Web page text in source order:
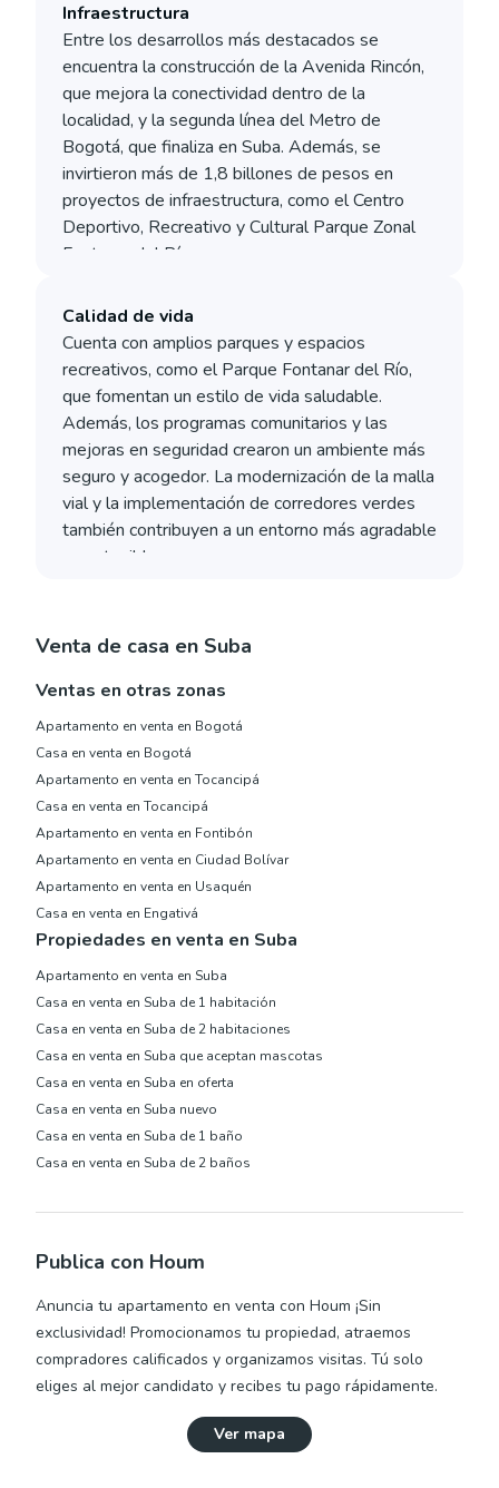
Infraestructura
Entre los desarrollos más destacados se
encuentra la construcción de la Avenida Rincón,
que mejora la conectividad dentro de la
localidad, y la segunda línea del Metro de
Bogotá, que finaliza en Suba. Además, se
invirtieron más de 1,8 billones de pesos en
proyectos de infraestructura, como el Centro
Deportivo, Recreativo y Cultural Parque Zonal
Fontanar del Río.
Calidad de vida
Cuenta con amplios parques y espacios
recreativos, como el Parque Fontanar del Río,
que fomentan un estilo de vida saludable.
Además, los programas comunitarios y las
mejoras en seguridad crearon un ambiente más
seguro y acogedor. La modernización de la malla
vial y la implementación de corredores verdes
también contribuyen a un entorno más agradable
y sostenible​.
Venta de casa en Suba
Ventas en otras zonas
Apartamento en venta en Bogotá
Casa en venta en Bogotá
Apartamento en venta en Tocancipá
Casa en venta en Tocancipá
Apartamento en venta en Fontibón
Apartamento en venta en Ciudad Bolívar
Apartamento en venta en Usaquén
Casa en venta en Engativá
Propiedades en venta en Suba
Apartamento en venta en Suba
Casa en venta en Suba de 1 habitación
Casa en venta en Suba de 2 habitaciones
Casa en venta en Suba que aceptan mascotas
Casa en venta en Suba en oferta
Casa en venta en Suba nuevo
Casa en venta en Suba de 1 baño
Casa en venta en Suba de 2 baños
Publica con Houm
Anuncia tu apartamento en venta con Houm ¡Sin
exclusividad! Promocionamos tu propiedad, atraemos
compradores calificados y organizamos visitas. Tú solo
eliges al mejor candidato y recibes tu pago rápidamente.
Ver mapa